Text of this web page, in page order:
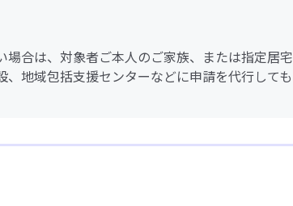
合は、対象者ご本人のご家族、または指定居
、地域包括支援センターなどに申請を代行して